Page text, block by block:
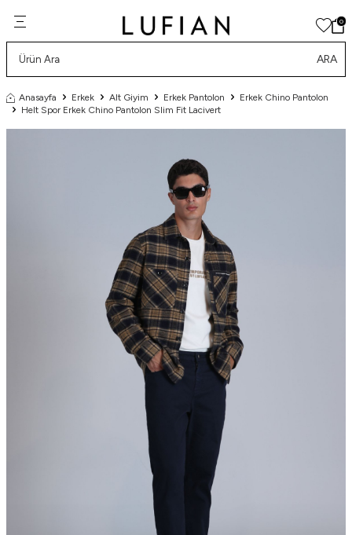
0
ARA
Anasayfa Erkek Alt Giyim Erkek Pantolon
Erkek Chino Pantolon
Helt Spor Erkek Chino Pantolon Slim Fit Lacivert